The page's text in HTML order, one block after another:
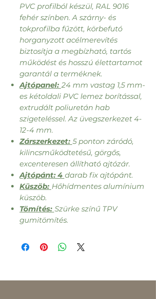
PVC profilból készül, RAL 9016
fehér színben. A szárny- és
tokprofilba fűzött, körbefutó
horganyzott acélmerevítés
biztosítja a megbízható, tartós
működést és hosszú élettartamot
garantál a terméknek.
Ajtópanel: 24 mm vastag 1,5 mm-
es kétoldali PVC lemez borítással,
extrudált poliuretán hab
szigeteléssel. Az üvegszerkezet 4-
12-4 mm.
Zárszerkezet: 5 ponton záródó,
kilincsműködtetésű, görgős,
excenteresen állítható ajtózár.
Ajtópánt: 4 darab fix ajtópánt.
Küszöb: Hőhídmentes alumínium
küszöb.
Tömítés: Szürke színű TPV
gumitömítés.